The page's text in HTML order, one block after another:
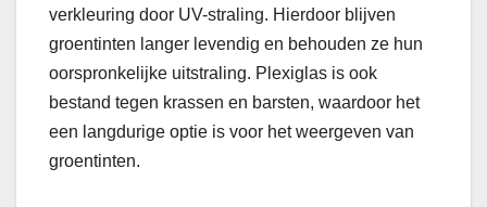
verkleuring door UV-straling. Hierdoor blijven
groentinten langer levendig en behouden ze hun
oorspronkelijke uitstraling. Plexiglas is ook
bestand tegen krassen en barsten, waardoor het
een langdurige optie is voor het weergeven van
groentinten.